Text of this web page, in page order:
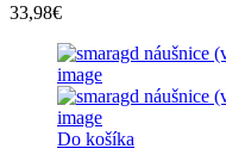
33,98€
Do košíka